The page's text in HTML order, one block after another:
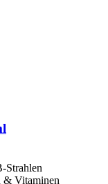
Strahlen
Vitaminen